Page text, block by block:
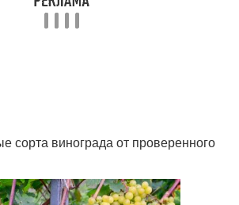
сорта винограда от проверенного